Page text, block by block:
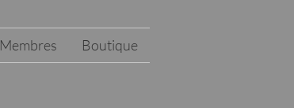
Membres Boutique